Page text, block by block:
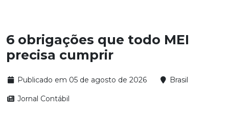
6 obrigações que todo MEI
precisa cumprir
Publicado em 05 de agosto de 2026 Brasil
Jornal Contábil